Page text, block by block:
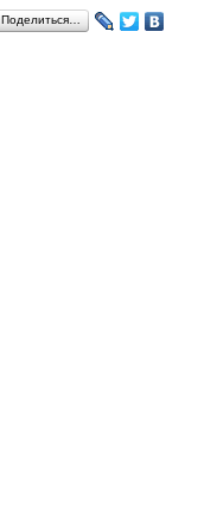
Поделиться…